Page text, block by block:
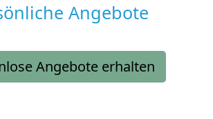
Angebote
Angebote erhalten